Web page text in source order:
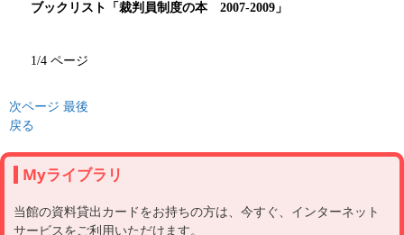
ブックリスト「裁判員制度の本 2007-2009」
1/4 ページ
次ページ 最後
戻る
Myライブラリ
当館の資料貸出カードをお持ちの方は、今すぐ、インターネット
サービスをご利用いただけます。